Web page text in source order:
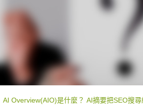
AI Overview(AIO)是什麼？ AI摘要把SEO搜